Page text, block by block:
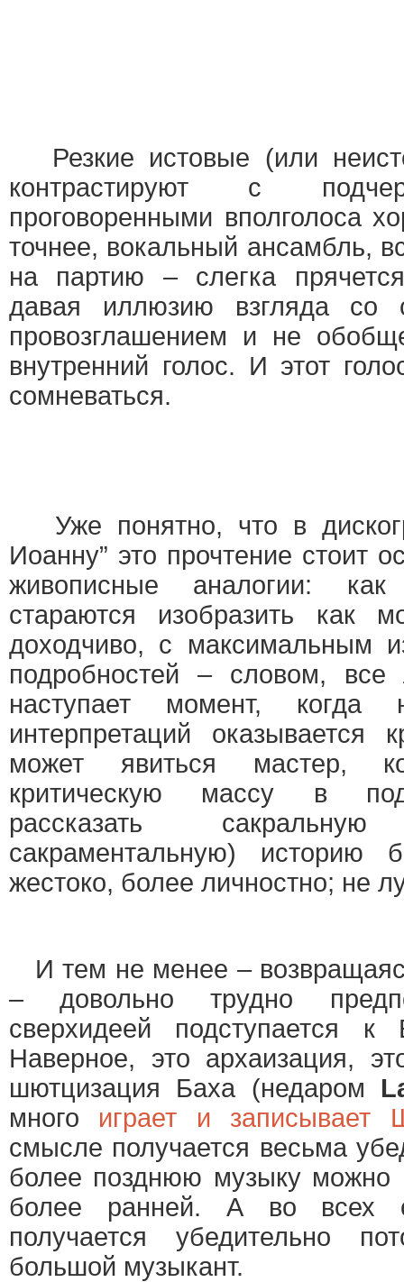
Резкие истовые (или
контрастируют с
проговоренными вполголоса
точнее, вокальный ансамбль,
на партию – слегка
давая иллюзию взгляда со
провозглашением и не
внутренний голос. И этот
сомневаться.
Уже понятно, что в
Иоанну” это прочтение стоит
живописные аналогии:
стараются изобразить как
доходчиво, с максимальным
подробностей – словом,
наступает момент, когда
интерпретаций оказывается
может явиться мастер,
критическую массу в
рассказать
сакраментальную) историю
жестоко, более личностно; не
И тем не менее –
– довольно трудно
сверхидеей подступается
Наверное, это архаизация,
шютцизация Баха (недаром
много играет и записывает
смысле получается весьма
более позднюю музыку можно
более ранней. А во всех
получается убедительно
большой музыкант.